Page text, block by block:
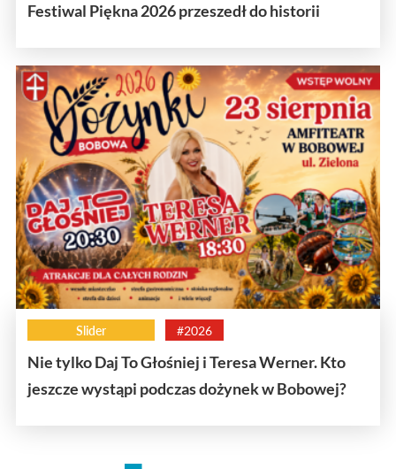
Festiwal Piękna 2026 przeszedł do historii
Slider #2026
Nie tylko Daj To Głośniej i Teresa Werner. Kto
jeszcze wystąpi podczas dożynek w Bobowej?